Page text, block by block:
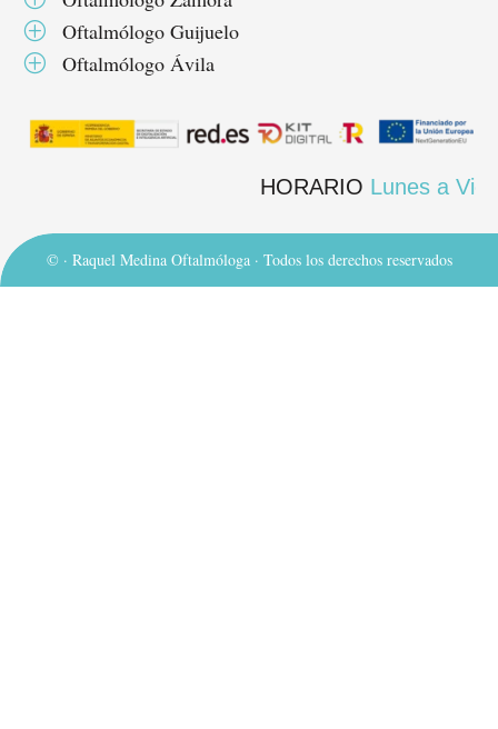
P Oftalmólogo Guijuelo
P Oftalmólogo Ávila
HORARIOLunes a Viernes
© · Raquel Medina Oftalmóloga · Todos los derechos reservados